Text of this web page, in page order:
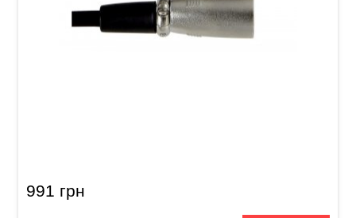
991 грн